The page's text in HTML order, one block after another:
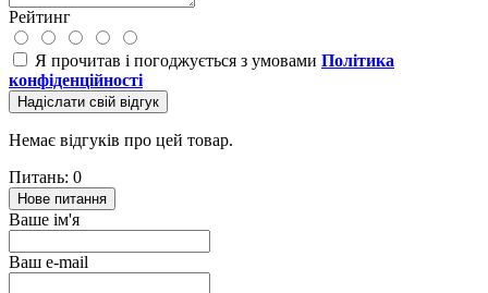
Рейтинг
Я прочитав і погоджується з умовами Політика
конфіденційності
Надіслати свій відгук
Немає відгуків про цей товар.
Питань: 0
Нове питання
Ваше ім'я
Ваш e-mail